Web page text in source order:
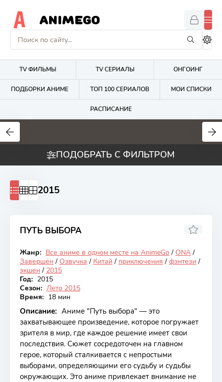
ANIMEGO
TV ФИЛЬМЫ TV СЕРИАЛЫ ОНГОИНГ
ПОДБОРКИ АНИМЕ ТОП 100 СЕРИАЛОВ МОИ СПИСКИ
РАСПИСАНИЕ
1.7
ПОДОБРАТЬ С ФИЛЬТРОМ
2015
ПУТЬ ВЫБОРА
Закончен
6.82
Жанр: Все аниме в одном месте на AnimeGo / ONA /
Завершён / Озвучка / Китай / приключения / фэнтези /
экшен / 2015
Год: 2015
Сезон: Лето 2015
Время: 18 мин
Описание: Аниме "Путь выбора" — это
захватывающее произведение, которое погружает
зрителя в мир, где каждое решение имеет свои
последствия. Сюжет сосредоточен на главном
герое, который сталкивается с непростыми
выборами, определяющими его судьбу и судьбы
окружающих. Это аниме привлекает внимание не